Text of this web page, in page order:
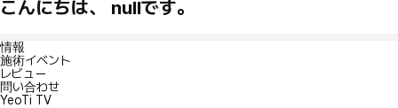
こんにちは、 nullです。
情報
施術イベント
レビュー
問い合わせ
YeoTi TV